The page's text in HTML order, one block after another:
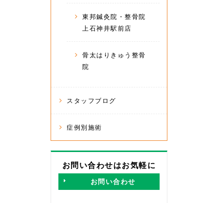
東邦鍼灸院・整骨院
上石神井駅前店
骨太はりきゅう整骨
院
スタッフブログ
症例別施術
お問い合わせはお気軽に
お問い合わせ